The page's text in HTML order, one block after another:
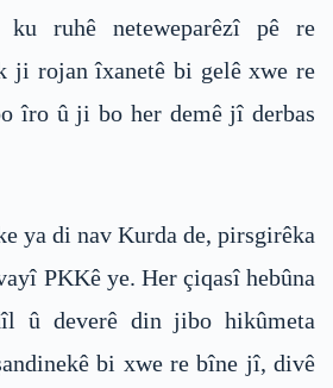
ruhê neteweparêzî pê re
ji rojan îxanetê bi gelê xwe re
îro û ji bo her demê jî derbas
ya di nav Kurda de, pirsgirêka
PKKê ye. Her çiqasî hebûna
û deverê din jibo hikûmeta
bi xwe re bîne jî, divê